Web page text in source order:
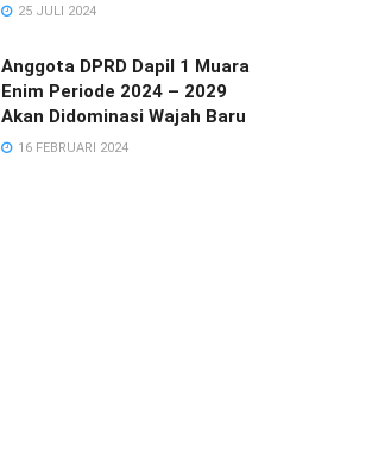
25 JULI 2024
Anggota DPRD Dapil 1 Muara
Enim Periode 2024 – 2029
Akan Didominasi Wajah Baru
16 FEBRUARI 2024